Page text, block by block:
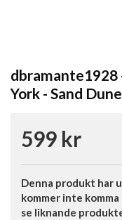
dbramante1928
York - Sand Dune
599 kr
Denna produkt har
kommer inte
se liknande